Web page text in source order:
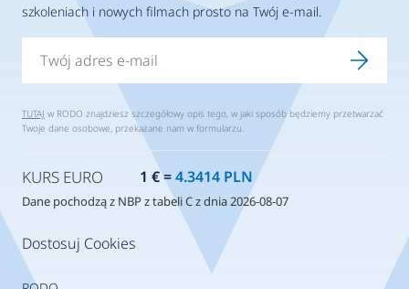
Dostosuj Cookies
szkoleniach i nowych filmach prosto na Twój e-mail.
TUTAJ w RODO znajdziesz szczegółowy opis tego, w jaki sposób będziemy przetwarzać
Twoje dane osobowe, przekazane nam w formularzu.
KURS EURO 1 € =4.3414 PLN
Dane pochodzą z NBP z tabeli C z dnia 2026-08-07